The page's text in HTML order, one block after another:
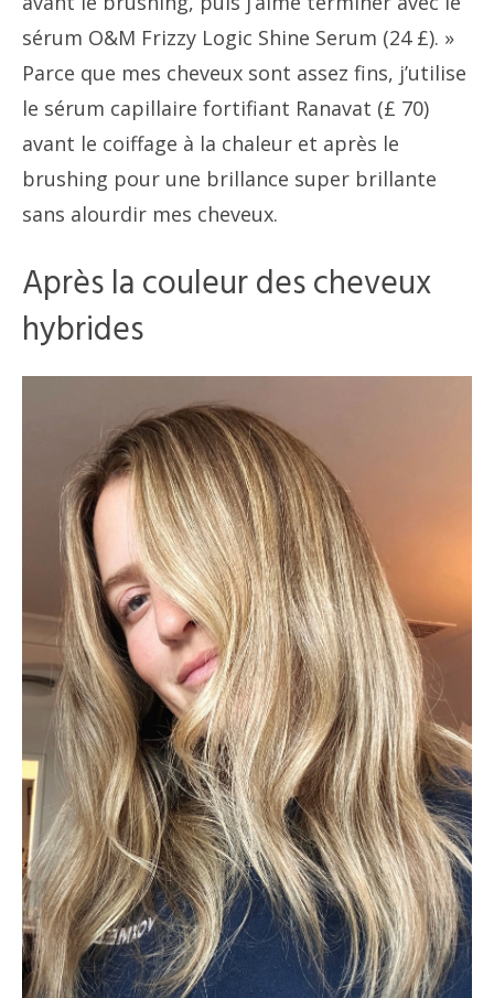
sérum O&M Frizzy Logic Shine Serum (24 £). »
Parce que mes cheveux sont assez fins, j’utilise
le sérum capillaire fortifiant Ranavat (£ 70)
avant le coiffage à la chaleur et après le
brushing pour une brillance super brillante
sans alourdir mes cheveux.
Après la couleur des cheveux
hybrides